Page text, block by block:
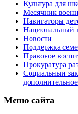
Культура для
Месячник
Навигаторы
Национальный
Новости
Поддержка
Правовое
Прокуратура
Социальный
Меню сайта